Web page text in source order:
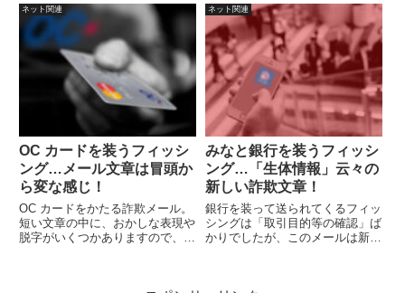
しな点が多々あります。文字化け
や日本の商習慣、文章表現など
色々な点が変ですので、慌てずに
読めば詐欺メールだと気がつくで
しょう。
しているようです。
ネット関連
OC カードを装うフィッシ
ング…メール文章は冒頭か
ら変な感じ！
OC カードをかたる詐欺メール。
短い文章の中に、おかしな表現や
脱字がいくつかありますので、普
ネット関連
みなと銀行を装うフィッシ
ング…「生体情報」云々の
新しい詐欺文章！
銀行を装って送られてくるフィッ
シングは「取引目的等の確認」ば
かりでしたが、このメールは新し